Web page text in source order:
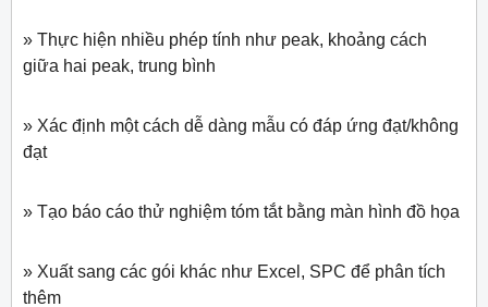
» Thực hiện nhiều phép tính như peak, khoảng cách
giữa hai peak, trung bình
» Xác định một cách dễ dàng mẫu có đáp ứng đạt/không
đạt
» Tạo báo cáo thử nghiệm tóm tắt bằng màn hình đồ họa
» Xuất sang các gói khác như Excel, SPC để phân tích
thêm